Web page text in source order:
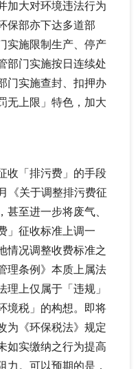
加大对环境违法行为
保部亦下达多道部
实施限制生产、停产
部门实施按日连续处
门实施查封、扣押办
无上限」特色，加大
收「排污费」的手段
《关于调整排污费征
甚至进一步将废气、
」征收标准上调一
情况调整收费标准之
理条例》本质上属法
理上仅属于「违规」
境税」的构想。即将
为《环保税法》规定
如实缴纳之行为提高
力。可以预期的是，